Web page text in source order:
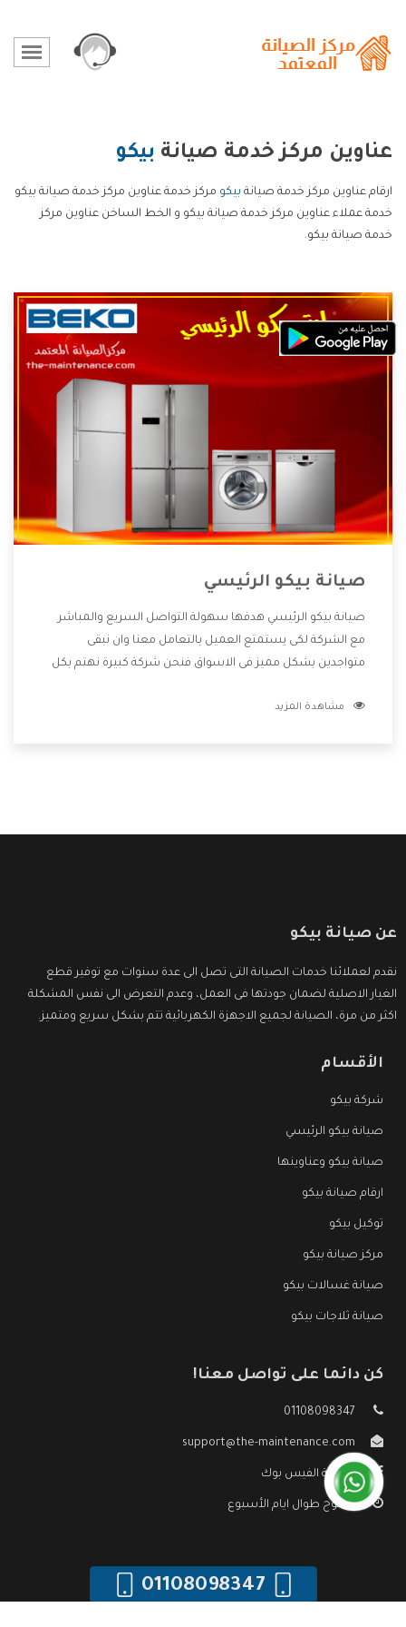
عناوين مركز خدمة صيانة بيكو
ارقام عناوين مركز خدمة صيانة بيكو مركز خدمة عناوين مركز خدمة صيانة بيكو
خدمة عملاء عناوين مركز خدمة صيانة بيكو و الخط الساخن عناوين مركز
خدمة صيانة بيكو.
صيانة بيكو الرئيسي
صيانة بيكو الرئيسي هدفها سهولة التواصل السريع والمباشر
مع الشركة لكى يستمتع العميل بالتعامل معنا وان نبقى
متواجدين بشكل مميز فى الاسواق فنحن شركة كبيرة نهتم بكل
الشركة بها والتى تكون منها خدمة الصيانة التى تكون من أهم
مشاهدة المزيد
عن صيانة بيكو
نقدم لعملائنا خدمات الصيانة التى تصل الى عدة سنوات مع توفير قطع
الغيار الاصلية لضمان جودتها فى العمل، وعدم التعرض الى نفس المشكلة
اكثر من مرة، الصيانة لجميع الاجهزة الكهربائية تتم بشكل سريع ومتميز.
الأقسام
شركة بيكو
صيانة بيكو الرئيسي
صيانة بيكو وعناوينها
ارقام صيانة بيكو
توكيل بيكو
مركز صيانة بيكو
صيانة غسالات بيكو
صيانة ثلاجات بيكو
كن دائما على تواصل معنا!
01108098347
support@the-maintenance.com
صفحة الفيس بوك
مفتوح طوال ايام الأسبوع
01108098347